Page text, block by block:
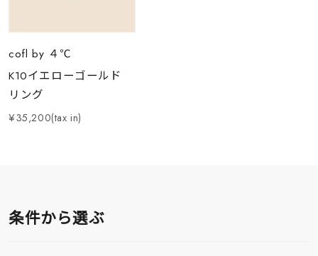
cofl by ４℃
K10イエローゴールド
リング
¥35,200(tax in)
条件から選ぶ